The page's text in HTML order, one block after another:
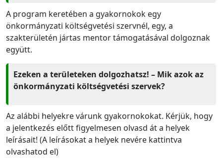
A program keretében a gyakornokok egy
önkormányzati költségvetési szervnél, egy, a
szakterületén jártas mentor támogatásával dolgoznak
együtt.
Ezeken a területeken dolgozhatsz! – Mik azok az
önkormányzati költségvetési szervek?
Az alábbi helyekre várunk gyakornokokat. Kérjük, hogy
a jelentkezés előtt figyelmesen olvasd át a helyek
leírásait! (A leírásokat a helyek nevére kattintva
olvashatod el)